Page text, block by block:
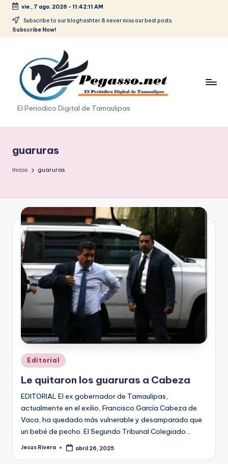
Saltar
vie., 7 ago. 2026 - 11:42:11 AM
Subscribe to our bloghashter & never miss our best posts.
Subscribe Now!
p
e
a
s
.
p
r
e
El Periodico Digital de Tamaulipas
guaruras
Inicio guaruras
Publicado
en
Editorial
Le quitaron los guaruras a Cabeza
EDITORIAL El ex gobernador de Tamaulipas,
actualmente en el exilio, Francisco García Cabeza de
Vaca, ha quedado más vulnerable y desamparado que
un bebé de pecho. El Segundo Tribunal Colegiado…
Publicado
Jesus Rivera abril 26, 2025